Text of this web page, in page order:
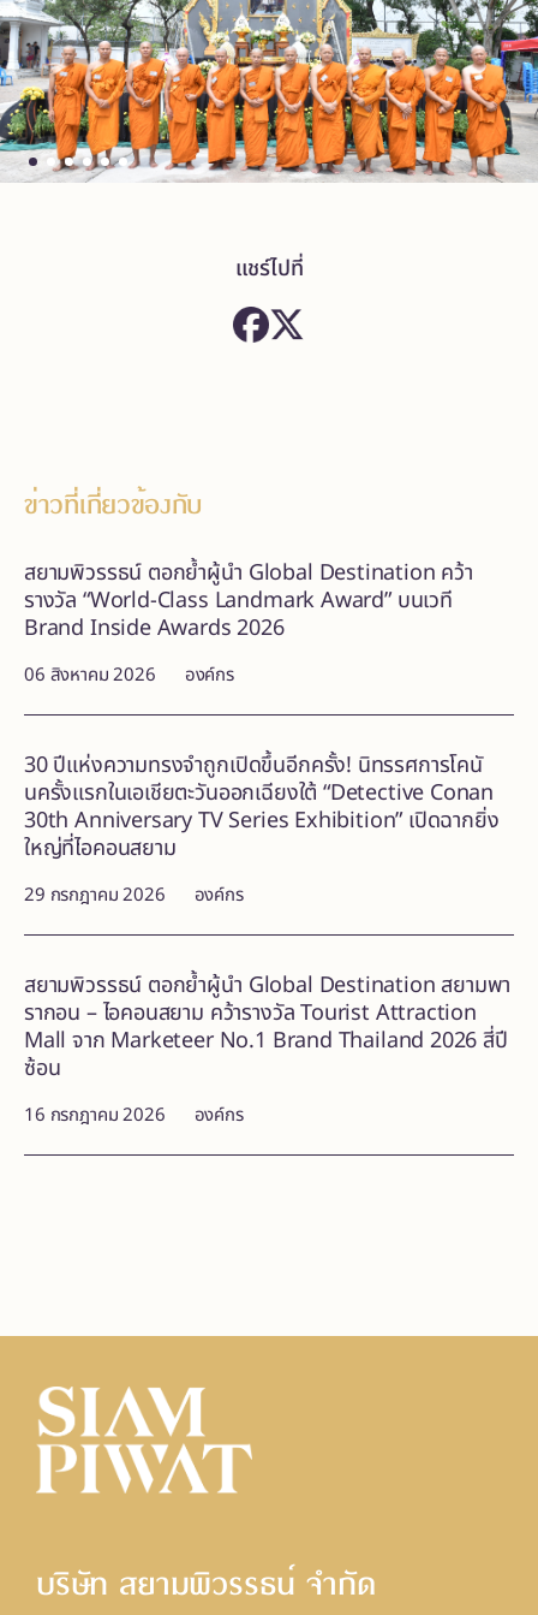
แชร์ไปที่
ข่าวที่เกี่ยวข้องกับ
06 สิงหาคม 2026 องค์กร
สยามพิวรรธน์ ตอกย้ำผู้นำ Global Destination คว้า
รางวัล “World-Class Landmark Award” บนเวที
Brand Inside Awards 2026
29 กรกฎาคม 2026 องค์กร
30 ปีแห่งความทรงจำถูกเปิดขึ้นอีกครั้ง! นิทรรศการโคนั
นครั้งแรกในเอเชียตะวันออกเฉียงใต้ “Detective Conan
30th Anniversary TV Series Exhibition” เปิดฉากยิ่ง
ใหญ่ที่ไอคอนสยาม
16 กรกฎาคม 2026 องค์กร
สยามพิวรรธน์ ตอกย้ำผู้นำ Global Destination สยามพา
รากอน – ไอคอนสยาม คว้ารางวัล Tourist Attraction
Mall จาก Marketeer No.1 Brand Thailand 2026 สี่ปี
ซ้อน
บริษัท สยามพิวรรธน์ จํากัด